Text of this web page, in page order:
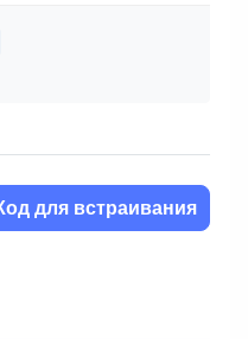
для встраивания